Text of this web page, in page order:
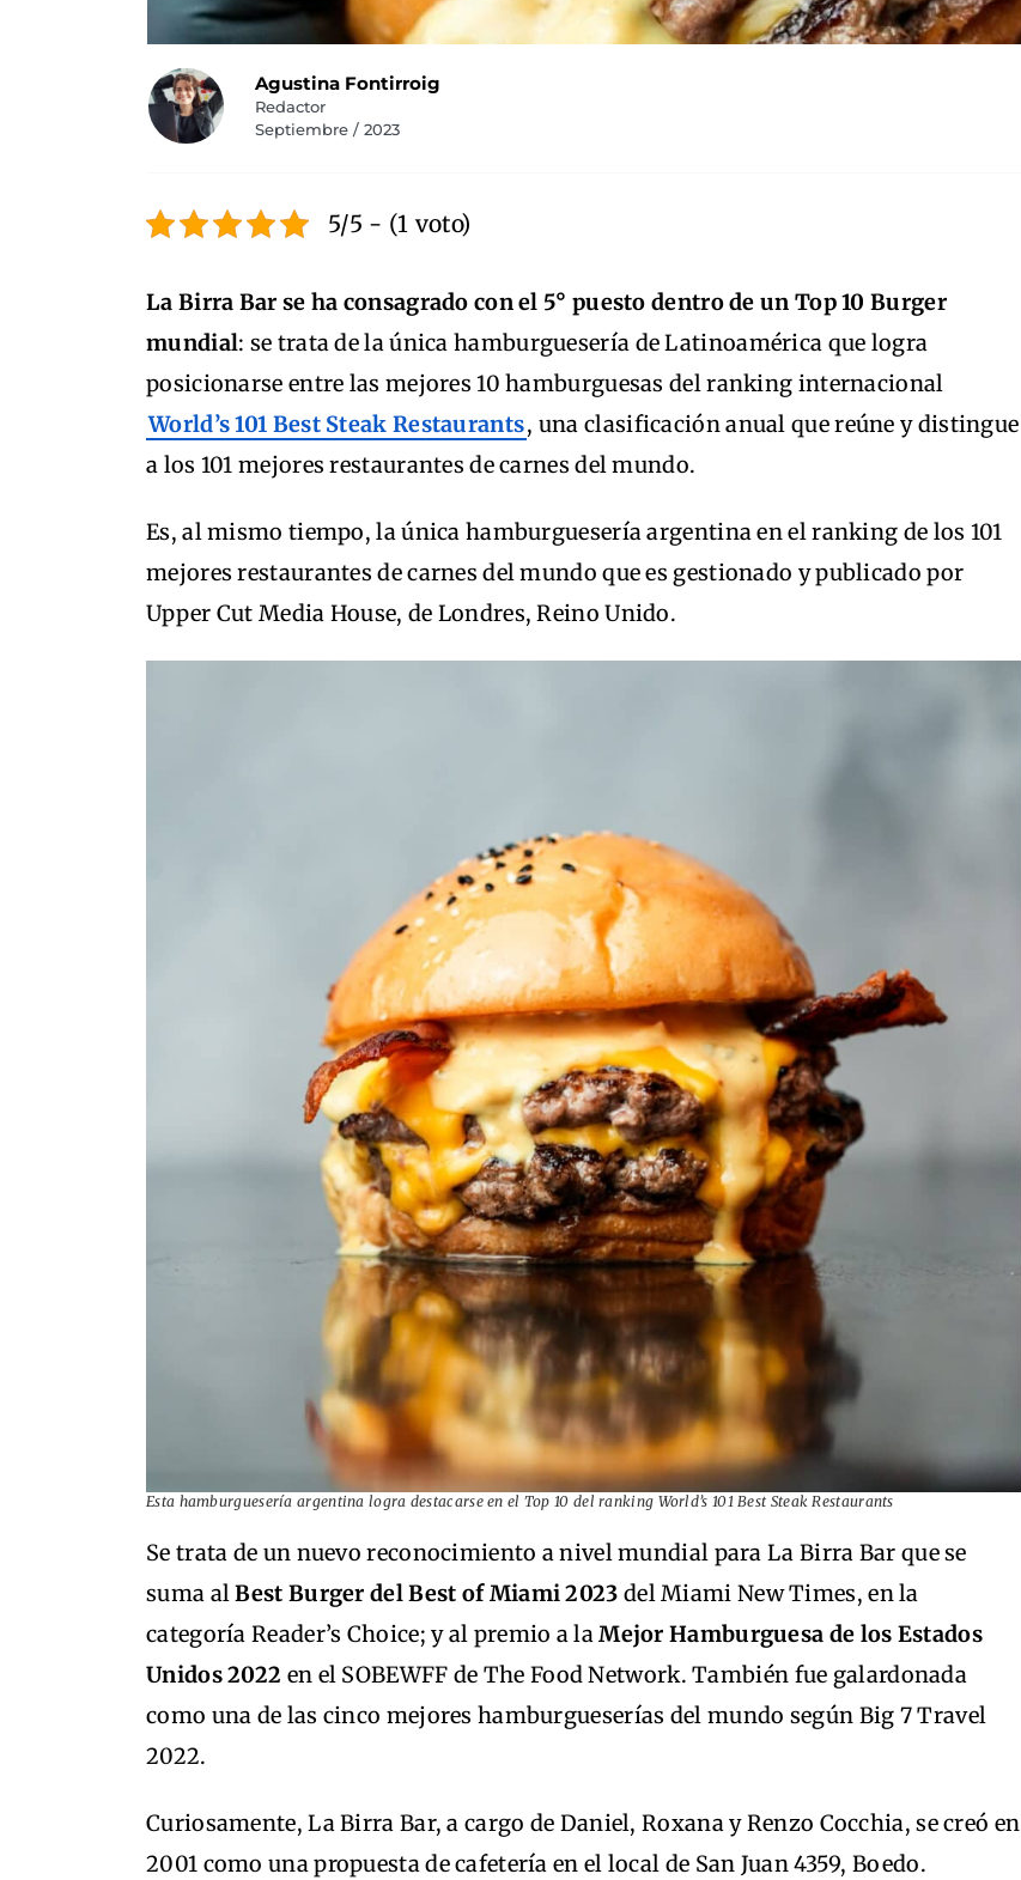
Agustina Fontirroig
Redactor
Septiembre / 2023
5/5 - (1 voto)
La Birra Bar se ha consagrado con el 5° puesto dentro de un Top 10 Burger
mundial: se trata de la única hamburguesería de Latinoamérica que logra
posicionarse entre las mejores 10 hamburguesas del ranking internacional
World’s 101 Best Steak Restaurants, una clasificación anual que reúne y distingue
a los 101 mejores restaurantes de carnes del mundo.
Es, al mismo tiempo, la única hamburguesería argentina en el ranking de los 101
mejores restaurantes de carnes del mundo que es gestionado y publicado por
Upper Cut Media House, de Londres, Reino Unido.
Esta hamburguesería argentina logra destacarse en el Top 10 del ranking World’s 101 Best Steak Restaurants
Se trata de un nuevo reconocimiento a nivel mundial para La Birra Bar que se
suma alBest Burger del Best of Miami 2023 del Miami New Times, en la
categoría Reader’s Choice; y al premio a laMejor Hamburguesa de los Estados
Unidos 2022 en el SOBEWFF de The Food Network. También fue galardonada
como una de las cinco mejores hamburgueserías del mundo según Big 7 Travel
2022.
Curiosamente, La Birra Bar, a cargo de Daniel, Roxana y Renzo Cocchia, se creó en
2001 como una propuesta de cafetería en el local de San Juan 4359, Boedo.